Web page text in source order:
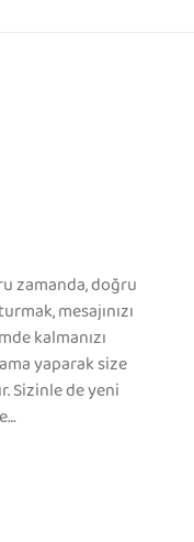
zamanda, doğru
mesajınızı
kalmanızı
yaparak size
Sizinle de yeni